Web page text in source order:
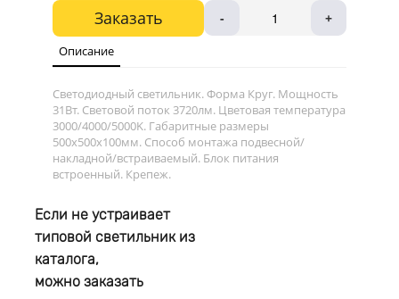
Заказать - +
Описание
Светодиодный светильник. Форма Круг. Мощность
31Вт. Световой поток 3720лм. Цветовая температура
3000/4000/5000K. Габаритные размеры
500х500х100мм. Способ монтажа подвесной/
накладной/встраиваемый. Блок питания
встроенный. Крепеж.
Если не устраивает
типовой светильник из
каталога,
можно заказать